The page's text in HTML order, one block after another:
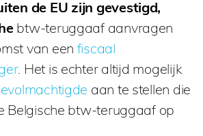
de EU zijn gevestigd,
btw-teruggaaf aanvragen
van een fiscaal
. Het is echter altijd mogelijk
aan te stellen die
Belgische btw-teruggaaf op